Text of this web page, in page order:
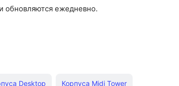
обновляются ежедневно.
Desktop Корпуса Midi Tower